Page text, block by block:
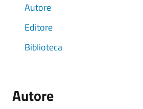
Autore
Editore
Biblioteca
Autore